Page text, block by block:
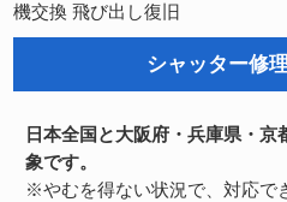
機交換 飛び出し復旧
シャッター修
日本全国と大阪府・兵庫県・
象です。
※やむを得ない状況で、対応で